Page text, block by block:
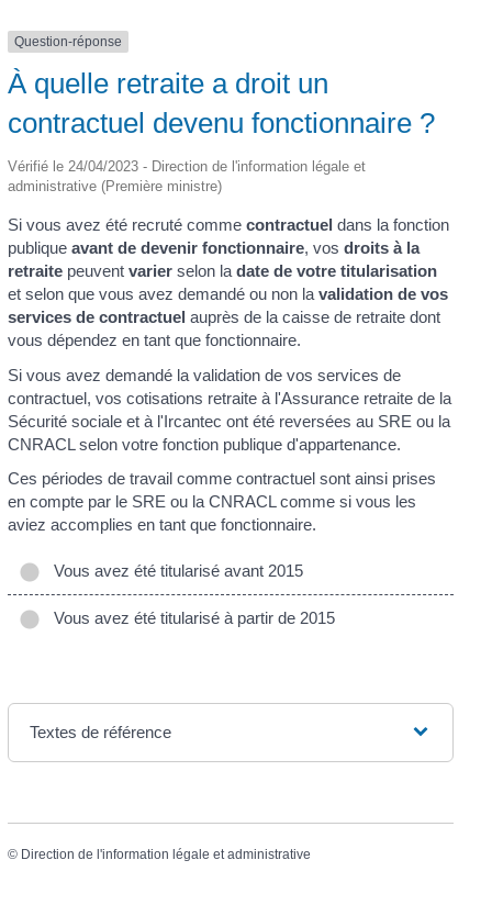
Question-réponse
À quelle retraite a droit un
contractuel devenu fonctionnaire ?
Vérifié le 24/04/2023 - Direction de l'information légale et
administrative (Première ministre)
Si vous avez été recruté commecontractueldans la fonction
publiqueavant de devenir fonctionnaire, vosdroits à la
retraite peuventvarier selon ladate de votre titularisation
et selon que vous avez demandé ou non lavalidation de vos
services de contractuel auprès de la caisse de retraite dont
vous dépendez en tant que fonctionnaire.
Si vous avez demandé la validation de vos services de
contractuel, vos cotisations retraite à l'Assurance retraite de la
Sécurité sociale et à l'Ircantec ont été reversées au SRE ou la
CNRACL selon votre fonction publique d'appartenance.
Ces périodes de travail comme contractuel sont ainsi prises
en compte par le SRE ou la CNRACL comme si vous les
aviez accomplies en tant que fonctionnaire.
Vous avez été titularisé avant 2015
Vous avez été titularisé à partir de 2015
Textes de référence
© Direction de l'information légale et administrative